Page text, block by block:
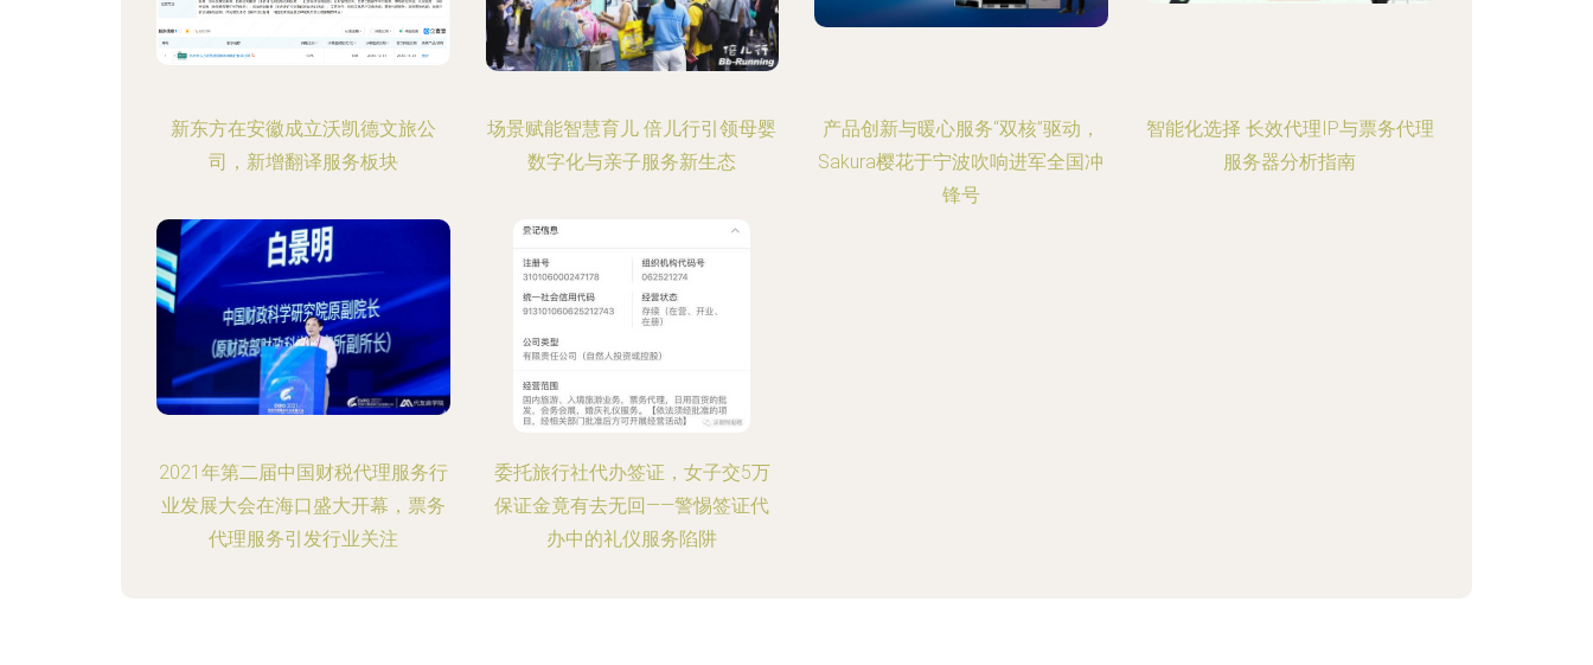
新东方在安徽成立沃凯德文旅公
司，新增翻译服务板块
场景赋能智慧育儿 倍儿行引领母婴
数字化与亲子服务新生态
产品创新与暖心服务“双核”驱动，
Sakura樱花于宁波吹响进军全国冲
锋号
智能化选择 长效代理IP与票务代理
服务器分析指南
2021年第二届中国财税代理服务行
业发展大会在海口盛大开幕，票务
代理服务引发行业关注
委托旅行社代办签证，女子交5万
保证金竟有去无回——警惕签证代
办中的礼仪服务陷阱